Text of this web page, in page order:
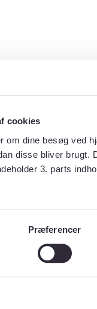
cookies
om dine besøg ved
disse bliver
3. parts
Præferencer